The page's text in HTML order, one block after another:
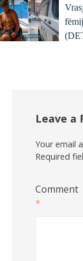
Leave a
Your email
Required
Comment
*